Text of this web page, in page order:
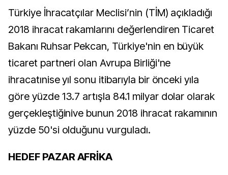
Türkiye İhracatçılar Meclisi’nin (TİM) açıkladığı
2018 ihracat rakamlarını değerlendiren Ticaret
Bakanı Ruhsar Pekcan, Türkiye'nin en büyük
ticaret partneri olan Avrupa Birliği'ne
ihracatınise yıl sonu itibarıyla bir önceki yıla
göre yüzde 13.7 artışla 84.1 milyar dolar olarak
gerçekleştiğinive bunun 2018 ihracat rakamının
yüzde 50'si olduğunu vurguladı.
HEDEF PAZAR AFRİKA